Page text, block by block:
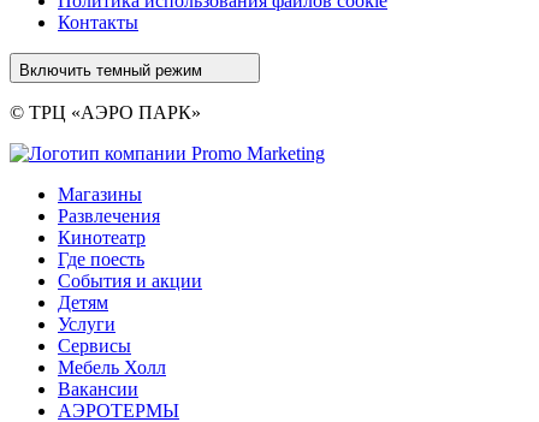
Контакты
Включить темный режим
© ТРЦ «АЭРО ПАРК»
Магазины
Развлечения
Кинотеатр
Где поесть
События и акции
Детям
Услуги
Сервисы
Мебель Холл
Вакансии
АЭРОТЕРМЫ